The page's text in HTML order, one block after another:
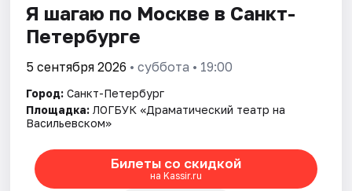
Я шагаю по Москве в Санкт-
Петербурге
5 сентября 2026 • суббота • 19:00
Город: Санкт-Петербург
Площадка: ЛОГБУК «Драматический театр на
Васильевском»
Билеты со скидкой
на Kassir.ru